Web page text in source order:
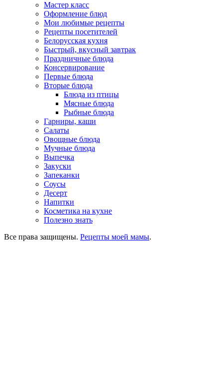
Мастер класс
Оформление блюд
Мои любимые рецепты
Рецепты посетителей
Белорусская кухня
Быстрый, вкусный завтрак
Праздничные блюда
Консервирование
Первые блюда
Вторые блюда
Блюда из птицы
Мясные блюда
Рыбные блюда
Гарниры, каши
Салаты
Овощные блюда
Мучные блюда
Выпечка
Закуски
Запеканки
Соусы
Десерт
Напитки
Косметика на кухне
Полезно знать
Все права защищены. Рецепты моей мамы.